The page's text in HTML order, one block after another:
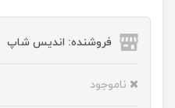
فروشنده: اندیس شاپ
ناموجود